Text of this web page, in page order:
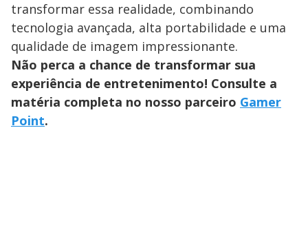
transformar essa realidade, combinando
tecnologia avançada, alta portabilidade e uma
qualidade de imagem impressionante.
Não perca a chance de transformar sua
experiência de entretenimento! Consulte a
matéria completa no nosso parceiro Gamer
Point.